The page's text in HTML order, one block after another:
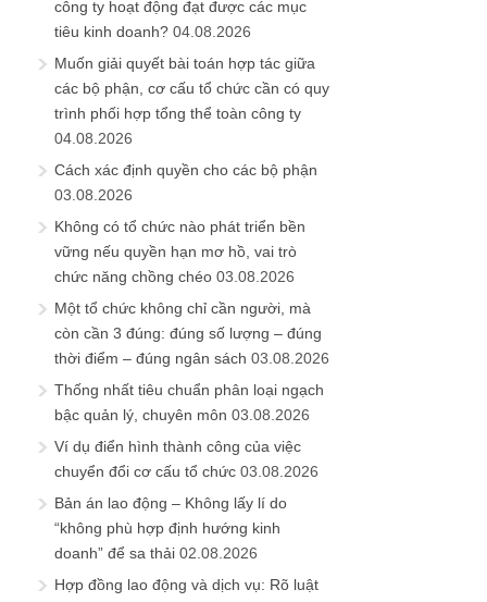
công ty hoạt động đạt được các mục
tiêu kinh doanh? 04.08.2026
Muốn giải quyết bài toán hợp tác giữa
các bộ phận, cơ cấu tổ chức cần có quy
trình phối hợp tổng thể toàn công ty
04.08.2026
Cách xác định quyền cho các bộ phận
03.08.2026
Không có tổ chức nào phát triển bền
vững nếu quyền hạn mơ hồ, vai trò
chức năng chồng chéo 03.08.2026
Một tổ chức không chỉ cần người, mà
còn cần 3 đúng: đúng số lượng – đúng
thời điểm – đúng ngân sách 03.08.2026
Thống nhất tiêu chuẩn phân loại ngạch
bậc quản lý, chuyên môn 03.08.2026
Ví dụ điển hình thành công của việc
chuyển đổi cơ cấu tổ chức 03.08.2026
Bản án lao động – Không lấy lí do
“không phù hợp định hướng kinh
doanh” để sa thải 02.08.2026
Hợp đồng lao động và dịch vụ: Rõ luật